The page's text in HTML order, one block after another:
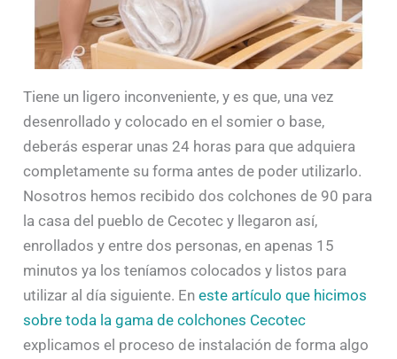
Tiene un ligero inconveniente, y es que, una vez
desenrollado y colocado en el somier o base,
deberás esperar unas 24 horas para que adquiera
completamente su forma antes de poder utilizarlo.
Nosotros hemos recibido dos colchones de 90 para
la casa del pueblo de Cecotec y llegaron así,
enrollados y entre dos personas, en apenas 15
minutos ya los teníamos colocados y listos para
utilizar al día siguiente. Eneste artículo que hicimos
sobre toda la gama de colchones Cecotec
explicamos el proceso de instalación de forma algo